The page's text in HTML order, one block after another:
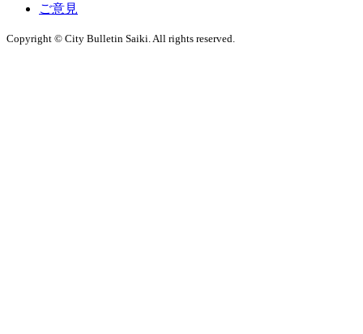
ご意見
Copyright © City Bulletin Saiki. All rights reserved.